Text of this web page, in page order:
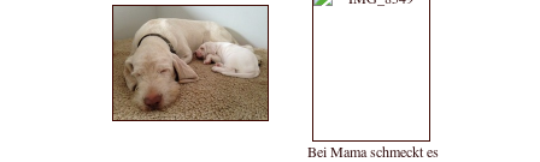
Bei Mama schmeckt es